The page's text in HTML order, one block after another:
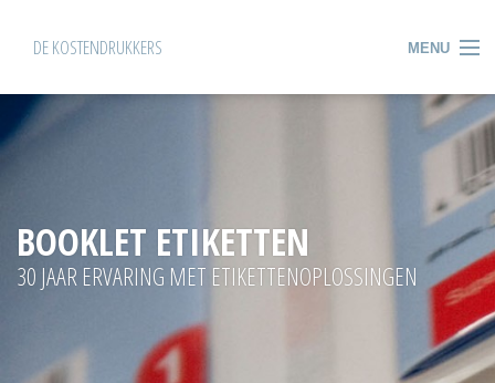
BOOKLET ETIKETTEN
30 JAAR ERVARING MET ETIKETTENOPLOSSINGEN
DE KOSTENDRUKKERS MENU
HOME
ZELFKLEVENDE ETIKETTEN
CONTACT